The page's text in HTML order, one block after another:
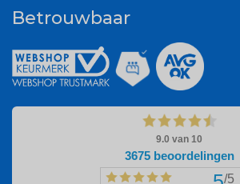
Betrouwbaar